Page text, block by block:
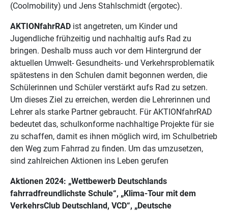
(Coolmobility) und Jens Stahlschmidt (ergotec).
AKTIONfahrRAD ist angetreten, um Kinder und
Jugendliche frühzeitig und nachhaltig aufs Rad zu
bringen. Deshalb muss auch vor dem Hintergrund der
aktuellen Umwelt- Gesundheits- und Verkehrsproblematik
spätestens in den Schulen damit begonnen werden, die
Schülerinnen und Schüler verstärkt aufs Rad zu setzen.
Um dieses Ziel zu erreichen, werden die Lehrerinnen und
Lehrer als starke Partner gebraucht. Für AKTIONfahrRAD
bedeutet das, schulkonforme nachhaltige Projekte für sie
zu schaffen, damit es ihnen möglich wird, im Schulbetrieb
den Weg zum Fahrrad zu finden. Um das umzusetzen,
sind zahlreichen Aktionen ins Leben gerufen
Aktionen 2024: „Wettbewerb Deutschlands
fahrradfreundlichste Schule“, „Klima-Tour mit dem
VerkehrsClub Deutschland, VCD“, „Deutsche